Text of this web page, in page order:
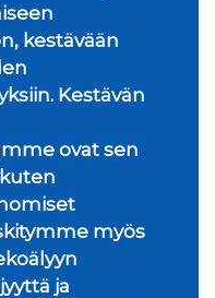
kestävään
Kestävän
ovat sen
myös
ja